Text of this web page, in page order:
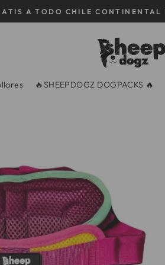
pausa
A TODO CHILE
🔥SHEEPDOGZ DOGPACKS 🔥